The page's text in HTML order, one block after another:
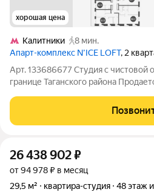
хорошая цена
Калитники
8 мин.
Апарт-комплекс N’ICE LOFT, 2
Арт. 133686677 Студия с чистовой
границе Таганского района Продается апартамент площадью
LOFT. Лот полностью готов к
выполнена чистовая
26 438 902₽
от 94 978 ₽ в месяц
29,5 м²
квартира-студия 48 этаж